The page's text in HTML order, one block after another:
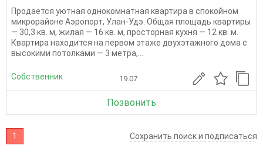
Продается уютная однокомнатная квартира в спокойном
микрорайоне Аэропорт, Улан-Удэ. Общая площадь квартиры
— 30,3 кв. м, жилая — 16 кв. м, просторная кухня — 12 кв. м.
Квартира находится на первом этаже двухэтажного дома с
высокими потолками — 3 метра,...
Собственник 19.07
Позвонить
1 Сохранить поиск и подписаться